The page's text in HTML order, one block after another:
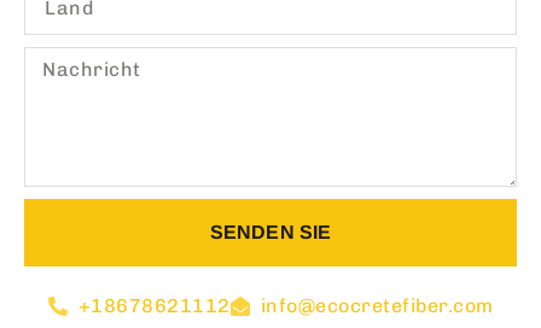
SENDEN SIE
+18678621112 info@ecocretefiber.com